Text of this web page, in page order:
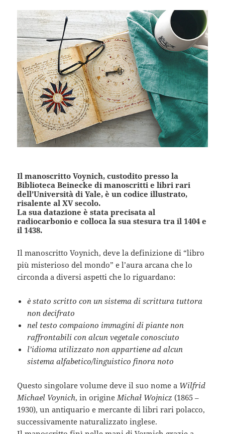
Il manoscritto Voynich, custodito presso la
Biblioteca Beinecke di manoscritti e libri rari
dell’Università di Yale, è un codice illustrato,
risalente al XV secolo.
La sua datazione è stata precisata al
radiocarbonio e colloca la sua stesura tra il 1404 e
il 1438.
Il manoscritto Voynich, deve la definizione di “libro
più misterioso del mondo” e l’aura arcana che lo
circonda a diversi aspetti che lo riguardano:
è stato scritto con un sistema di scrittura tuttora
non decifrato
nel testo compaiono immagini di piante non
raffrontabili con alcun vegetale conosciuto
l’idioma utilizzato non appartiene ad alcun
sistema alfabetico/linguistico finora noto
Questo singolare volume deve il suo nome a Wilfrid
Michael Voynich, in origineMichał Wojnicz (1865 –
1930), un antiquario e mercante di libri rari polacco,
successivamente naturalizzato inglese.